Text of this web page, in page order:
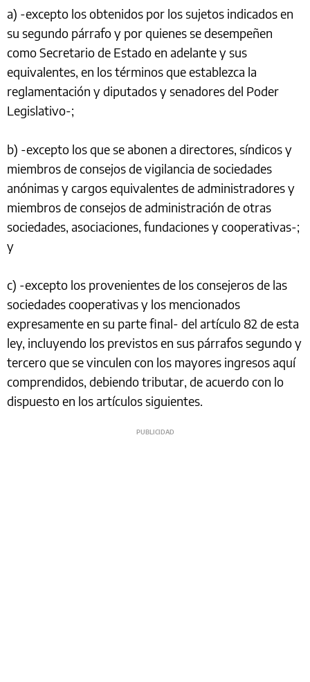
a) -excepto los obtenidos por los sujetos indicados en
su segundo párrafo y por quienes se desempeñen
como Secretario de Estado en adelante y sus
equivalentes, en los términos que establezca la
reglamentación y diputados y senadores del Poder
Legislativo-;
b) -excepto los que se abonen a directores, síndicos y
miembros de consejos de vigilancia de sociedades
anónimas y cargos equivalentes de administradores y
miembros de consejos de administración de otras
sociedades, asociaciones, fundaciones y cooperativas-;
y
c) -excepto los provenientes de los consejeros de las
sociedades cooperativas y los mencionados
expresamente en su parte final- del artículo 82 de esta
ley, incluyendo los previstos en sus párrafos segundo y
tercero que se vinculen con los mayores ingresos aquí
comprendidos, debiendo tributar, de acuerdo con lo
dispuesto en los artículos siguientes.